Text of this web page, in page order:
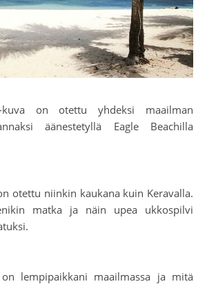
kuva on otettu yhdeksi maailman
äänestetyllä Eagle Beachilla
otettu niinkin kaukana kuin Keravalla.
matka ja näin upea ukkospilvi
lempipaikkani maailmassa ja mitä